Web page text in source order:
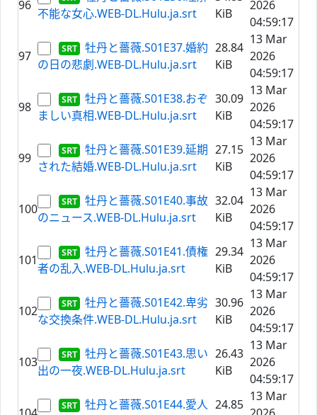
96
不能な女心.WEB-DL.Hulu.ja.srt
KiB
2026
04:59:17
97
牡丹と薔薇.S01E37.婚約
の日の悲劇.WEB-DL.Hulu.ja.srt
28.84
KiB
13 Mar
2026
04:59:17
98
牡丹と薔薇.S01E38.おぞ
ましい真相.WEB-DL.Hulu.ja.srt
30.09
KiB
13 Mar
2026
04:59:17
99
牡丹と薔薇.S01E39.延期
された結婚.WEB-DL.Hulu.ja.srt
27.15
KiB
13 Mar
2026
04:59:17
100
牡丹と薔薇.S01E40.事故
のニュース.WEB-DL.Hulu.ja.srt
32.04
KiB
13 Mar
2026
04:59:17
101
牡丹と薔薇.S01E41.債権
者の乱入.WEB-DL.Hulu.ja.srt
29.34
KiB
13 Mar
2026
04:59:17
102
牡丹と薔薇.S01E42.卑劣
な交換条件.WEB-DL.Hulu.ja.srt
30.96
KiB
13 Mar
2026
04:59:17
103
牡丹と薔薇.S01E43.思い
出の一夜.WEB-DL.Hulu.ja.srt
26.43
KiB
13 Mar
2026
04:59:17
牡丹と薔薇.S01E44.愛人 24.85
13 Mar